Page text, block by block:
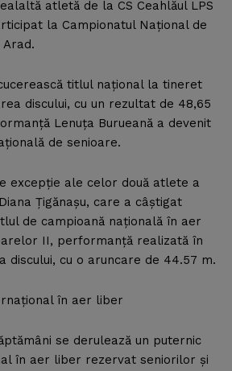
atletă de la CS Ceahlăul LPS
la Campionatul Naţional de
titlul naţional la tineret
discului, cu un rezultat de 48,65
Lenuţa Burueană a devenit
de senioare.
excepţie ale celor două atlete a
Ţigănaşu, care a câştigat
de campioană naţională în aer
II, performanţă realizată în
discului, cu o aruncare de 44.57 m.
în aer liber
se derulează un puternic
în aer liber rezervat seniorilor şi